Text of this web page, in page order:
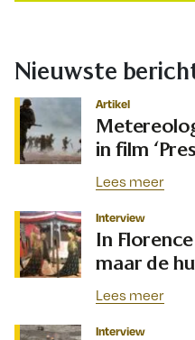
Nieuwste
Artikel
in film
Lees meer
Interview
In
maar de
Lees meer
Interview